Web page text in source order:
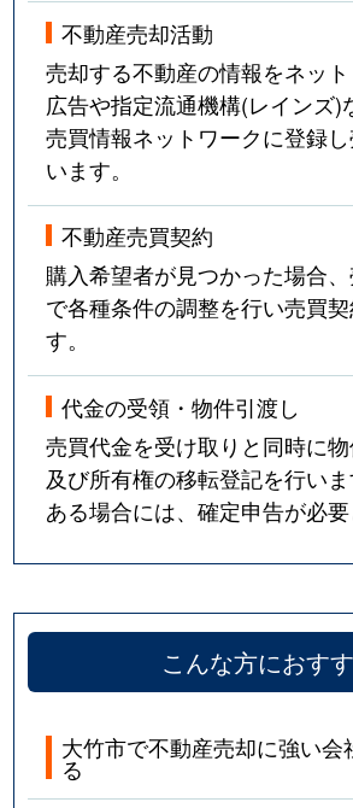
不動産売却活動
売却する不動産の情報をネッ
広告や指定流通機構(レインズ)
売買情報ネットワークに登録
います。
不動産売買契約
購入希望者が見つかった場合
で各種条件の調整を行い売買
す。
代金の受領・物件引渡し
売買代金を受け取りと同時に
及び所有権の移転登記を行い
ある場合には、確定申告が必要
こんな方におす
大竹市で不動産売却に強い会
る